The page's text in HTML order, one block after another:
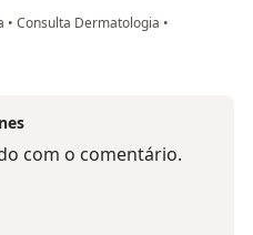
• Consulta Dermatologia •
com o comentário.